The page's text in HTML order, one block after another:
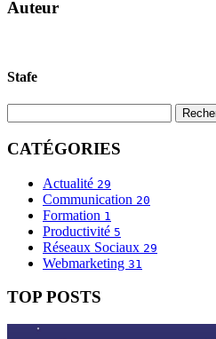
Auteur
Stafe
CATÉGORIES
Actualité 29
Communication 20
Formation 1
Productivité 5
Réseaux Sociaux 29
Webmarketing 31
TOP POSTS